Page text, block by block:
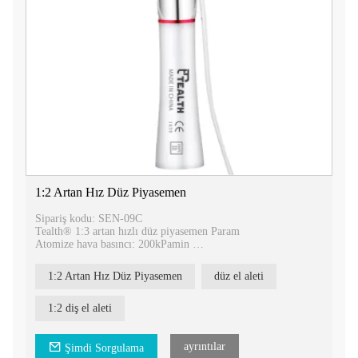
bıçakları için Tealth®'i seçin. Ürünlerimiz ve cerrahi
uygulamalarınıza nasıl fayda sağlayabilecekleri hakkında daha
1:2 Artan Hız Düz Piyasemen
Sipariş kodu: SEN-09C
Tealth® 1:3 artan hızlı düz piyasemen Param
Atomize hava basıncı: 200kPamin
Dönme Hızı: 24.000-120.000r/dak
Gürültü:≤70dB
Sulama: harici sprey
El aletleri 135°C'ye kadar tekrar tekrar otoklavlanabilir.
1:3 artan hıza sahip düz piyasemen
1:2 Artan Hız Düz Piyasemen düz el aleti
1:2 diş el aleti
Şimdi Sorgulama ayrıntılar